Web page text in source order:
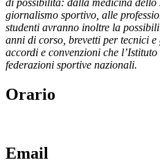
di possibilità: dalla medicina dello
giornalismo sportivo, alle
studenti avranno inoltre la
anni di corso, brevetti per tecnici
accordi e convenzioni che
federazioni sportive nazionali.
Orario
Email